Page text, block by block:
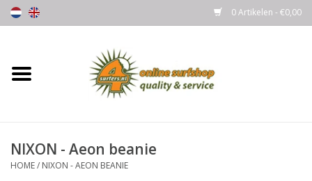
0 Artikelen - €0,00
Home
Wetsuits
NIXON - Aeon beanie
HOME/ NIXON - AEON BEANIE